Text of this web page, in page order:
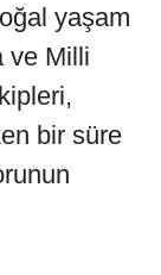
yaşam
ve Milli
bir süre